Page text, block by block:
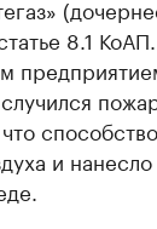
8.1
и